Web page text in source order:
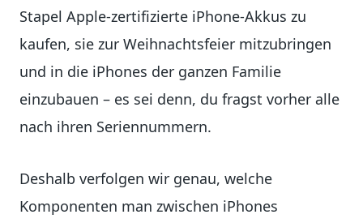
Stapel Apple-zertifizierte iPhone-Akkus zu
kaufen, sie zur Weihnachtsfeier mitzubringen
und in die iPhones der ganzen Familie
einzubauen – es sei denn, du fragst vorher alle
nach ihren Seriennummern.
Deshalb verfolgen wir genau, welche
Komponenten man zwischen iPhones